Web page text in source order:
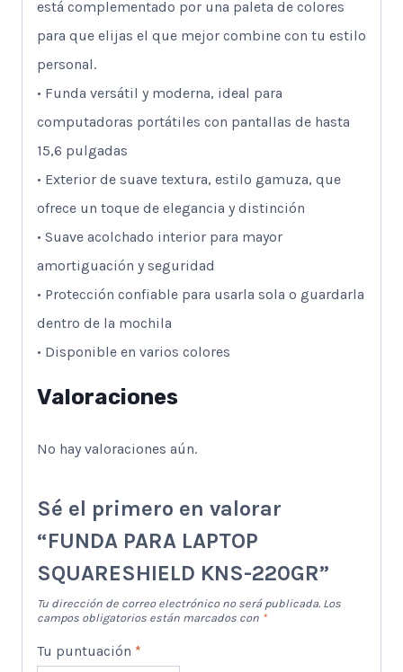
está complementado por una paleta de colores
para que elijas el que mejor combine con tu estilo
personal.
• Funda versátil y moderna, ideal para
computadoras portátiles con pantallas de hasta
15,6 pulgadas
• Exterior de suave textura, estilo gamuza, que
ofrece un toque de elegancia y distinción
• Suave acolchado interior para mayor
amortiguación y seguridad
• Protección confiable para usarla sola o guardarla
dentro de la mochila
• Disponible en varios colores
Valoraciones
No hay valoraciones aún.
Sé el primero en valorar
“FUNDA PARA LAPTOP
SQUARESHIELD KNS-220GR”
Tu dirección de correo electrónico no será publicada. Los
campos obligatorios están marcados con *
Tu puntuación *